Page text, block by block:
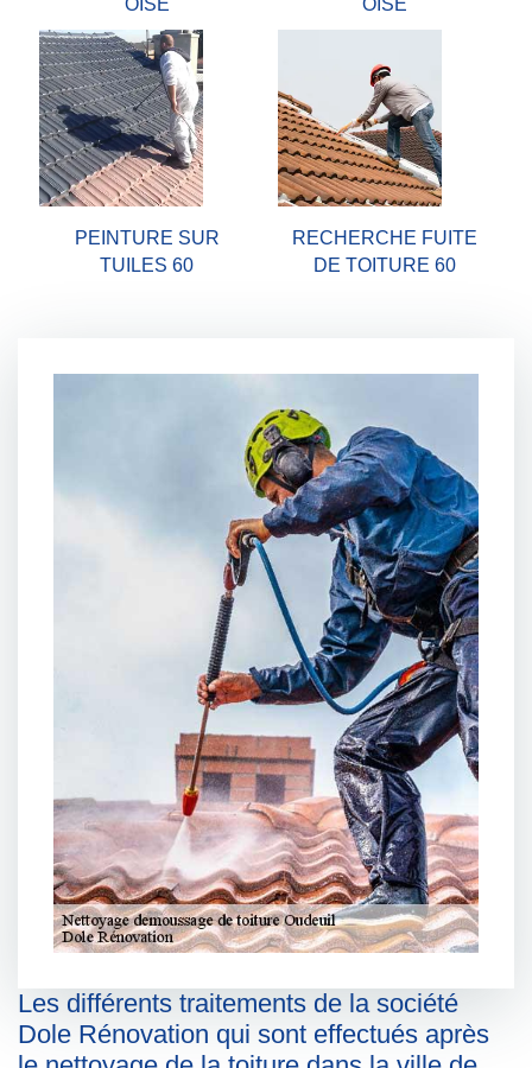
PEINTURE SUR
TUILES 60
RECHERCHE FUITE
DE TOITURE 60
Les différents traitements de la société
Dole Rénovation qui sont effectués après